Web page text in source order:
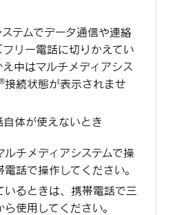
テムでデータ通信や連絡
リー電話に切りかえてい
中はマルチメディアシス
接続状態が表示されませ
体が使えないとき
チメディアシステムで操
話で操作してください。
いるときは、携帯電話で三
使用してください。